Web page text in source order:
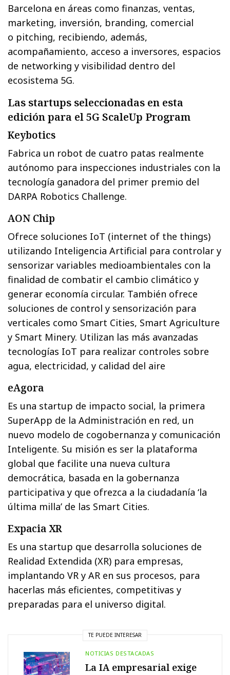
Barcelona en áreas como finanzas, ventas,
marketing, inversión, branding, comercial
o pitching, recibiendo, además,
acompañamiento, acceso a inversores, espacios
de networking y visibilidad dentro del
ecosistema 5G.
Las startups seleccionadas en esta
edición para el 5G ScaleUp Program
Keybotics
Fabrica un robot de cuatro patas realmente
autónomo para inspecciones industriales con la
tecnología ganadora del primer premio del
DARPA Robotics Challenge.
AON Chip
Ofrece soluciones IoT (internet of the things)
utilizando Inteligencia Artificial para controlar y
sensorizar variables medioambientales con la
finalidad de combatir el cambio climático y
generar economía circular. También ofrece
soluciones de control y sensorización para
verticales como Smart Cities, Smart Agriculture
y Smart Minery. Utilizan las más avanzadas
tecnologías IoT para realizar controles sobre
agua, electricidad, y calidad del aire
eAgora
Es una startup de impacto social, la primera
SuperApp de la Administración en red, un
nuevo modelo de cogobernanza y comunicación
Inteligente. Su misión es ser la plataforma
global que facilite una nueva cultura
democrática, basada en la gobernanza
participativa y que ofrezca a la ciudadanía ‘la
última milla’ de las Smart Cities.
Expacia XR
Es una startup que desarrolla soluciones de
Realidad Extendida (XR) para empresas,
implantando VR y AR en sus procesos, para
hacerlas más eficientes, competitivas y
preparadas para el universo digital.
TE PUEDE INTERESAR
NOTICIAS DESTACADAS
La IA empresarial exige